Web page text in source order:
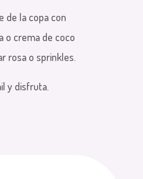
de la copa con
o crema de coco
rosa o sprinkles.
y disfruta.